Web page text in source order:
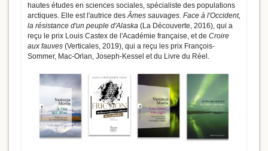
hautes études en sciences sociales, spécialiste des populations
arctiques. Elle est l'autrice desÂmes sauvages. Face à l'Occident,
la résistance d'un peuple d'Alaska (La Découverte, 2016), qui a
reçu le prix Louis Castex de l'Académie française, et de Croire
aux fauves (Verticales, 2019), qui a reçu les prix François-
Sommer, Mac-Orlan, Joseph-Kessel et du Livre du Réel.